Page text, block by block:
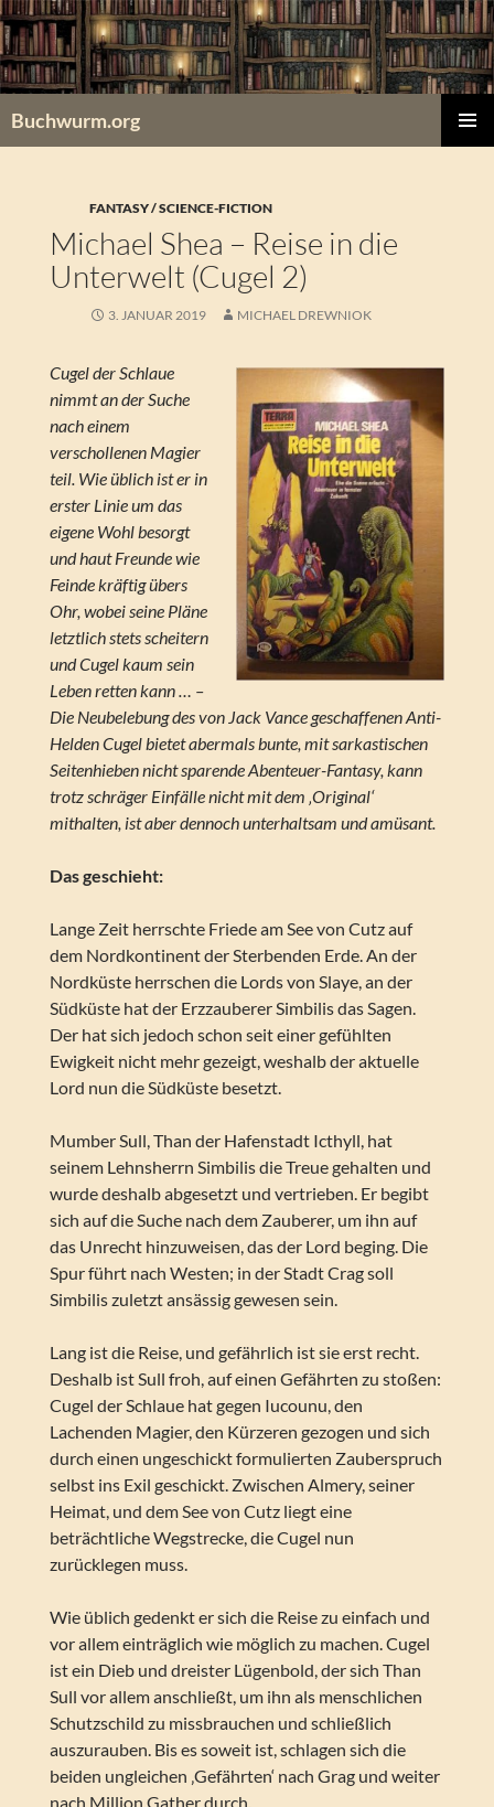
Zum
Inhalt
springen
Buchwurm.org
FANTASY / SCIENCE-FICTION
Michael Shea – Reise in die
Unterwelt (Cugel 2)
3. JANUAR 2019 MICHAEL DREWNIOK
Cugel der Schlaue
nimmt an der Suche
nach einem
verschollenen Magier
teil. Wie üblich ist er in
erster Linie um das
eigene Wohl besorgt
und haut Freunde wie
Feinde kräftig übers
Ohr, wobei seine Pläne
letztlich stets scheitern
und Cugel kaum sein
Leben retten kann … –
Die Neubelebung des von Jack Vance geschaffenen Anti-
Helden Cugel bietet abermals bunte, mit sarkastischen
Seitenhieben nicht sparende Abenteuer-Fantasy, kann
trotz schräger Einfälle nicht mit dem ‚Original‘
mithalten, ist aber dennoch unterhaltsam und amüsant.
Das geschieht:
Lange Zeit herrschte Friede am See von Cutz auf
dem Nordkontinent der Sterbenden Erde. An der
Nordküste herrschen die Lords von Slaye, an der
Südküste hat der Erzzauberer Simbilis das Sagen.
Der hat sich jedoch schon seit einer gefühlten
Ewigkeit nicht mehr gezeigt, weshalb der aktuelle
Lord nun die Südküste besetzt.
Mumber Sull, Than der Hafenstadt Icthyll, hat
seinem Lehnsherrn Simbilis die Treue gehalten und
wurde deshalb abgesetzt und vertrieben. Er begibt
sich auf die Suche nach dem Zauberer, um ihn auf
das Unrecht hinzuweisen, das der Lord beging. Die
Spur führt nach Westen; in der Stadt Crag soll
Simbilis zuletzt ansässig gewesen sein.
Lang ist die Reise, und gefährlich ist sie erst recht.
Deshalb ist Sull froh, auf einen Gefährten zu stoßen:
Cugel der Schlaue hat gegen Iucounu, den
Lachenden Magier, den Kürzeren gezogen und sich
durch einen ungeschickt formulierten Zauberspruch
selbst ins Exil geschickt. Zwischen Almery, seiner
Heimat, und dem See von Cutz liegt eine
beträchtliche Wegstrecke, die Cugel nun
zurücklegen muss.
Wie üblich gedenkt er sich die Reise zu einfach und
vor allem einträglich wie möglich zu machen. Cugel
ist ein Dieb und dreister Lügenbold, der sich Than
Sull vor allem anschließt, um ihn als menschlichen
Schutzschild zu missbrauchen und schließlich
auszurauben. Bis es soweit ist, schlagen sich die
beiden ungleichen ‚Gefährten‘ nach Grag und weiter
nach Million Gather durch.